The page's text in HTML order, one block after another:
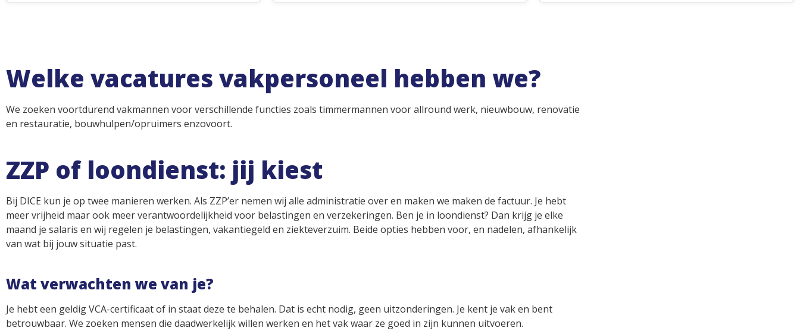
Welke vacatures vakpersoneel hebben we?
We zoeken voortdurend vakmannen voor verschillende functies zoals timmermannen voor allround werk, nieuwbouw, renovatie
en restauratie, bouwhulpen/opruimers enzovoort.
ZZP of loondienst: jij kiest
Bij DICE kun je op twee manieren werken. Als ZZP’er nemen wij alle administratie over en maken we maken de factuur. Je hebt
meer vrijheid maar ook meer verantwoordelijkheid voor belastingen en verzekeringen. Ben je in loondienst? Dan krijg je elke
maand je salaris en wij regelen je belastingen, vakantiegeld en ziekteverzuim. Beide opties hebben voor, en nadelen, afhankelijk
van wat bij jouw situatie past.
Wat verwachten we van je?
Je hebt een geldig VCA-certificaat of in staat deze te behalen. Dat is echt nodig, geen uitzonderingen. Je kent je vak en bent
betrouwbaar. We zoeken mensen die daadwerkelijk willen werken en het vak waar ze goed in zijn kunnen uitvoeren.